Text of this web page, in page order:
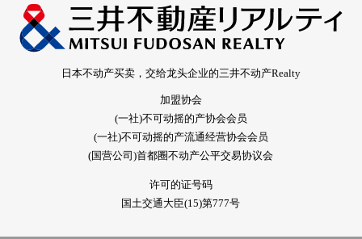
日本不动产买卖，交给龙头企业的三井不动产Realty
加盟协会
(一社)不可动摇的产协会会员
(一社)不可动摇的产流通经营协会会员
(国营公司)首都圈不动产公平交易协议会
许可的证号码
国土交通大臣(15)第777号